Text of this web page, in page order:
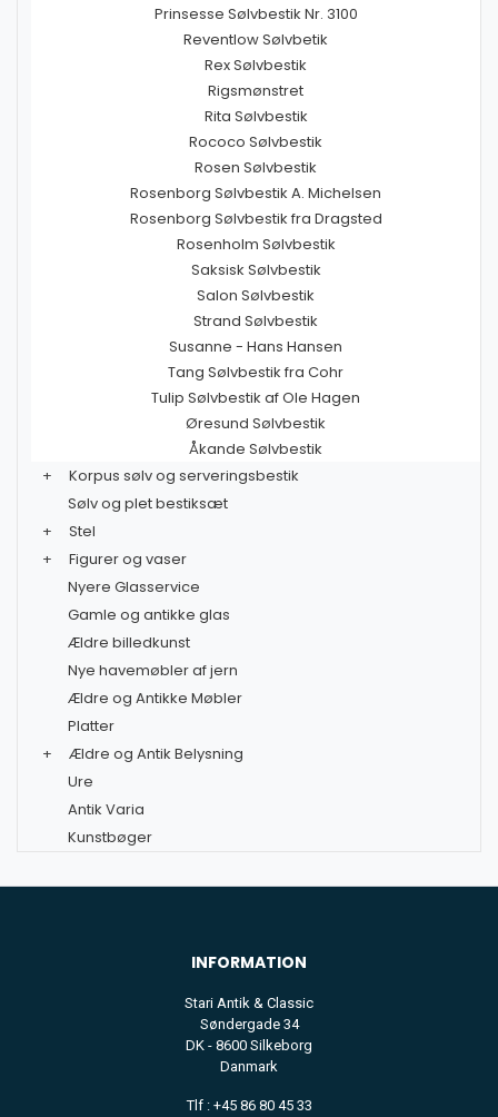
Prinsesse Sølvbestik Nr. 3100
Reventlow Sølvbetik
Rex Sølvbestik
Rigsmønstret
Rita Sølvbestik
Rococo Sølvbestik
Rosen Sølvbestik
Rosenborg Sølvbestik A. Michelsen
Rosenborg Sølvbestik fra Dragsted
Rosenholm Sølvbestik
Saksisk Sølvbestik
Salon Sølvbestik
Strand Sølvbestik
Susanne - Hans Hansen
Tang Sølvbestik fra Cohr
Tulip Sølvbestik af Ole Hagen
Øresund Sølvbestik
Åkande Sølvbestik
+
Korpus sølv og serveringsbestik
Sølv og plet bestiksæt
+
Stel
+
Figurer og vaser
Nyere Glasservice
Gamle og antikke glas
Ældre billedkunst
Nye havemøbler af jern
Ældre og Antikke Møbler
Platter
+
Ældre og Antik Belysning
Ure
Antik Varia
Kunstbøger
INFORMATION
Stari Antik & Classic
Søndergade 34
DK - 8600 Silkeborg
Danmark
Tlf : +45 86 80 45 33